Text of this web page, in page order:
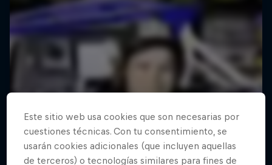
Este sitio web usa cookies que son necesarias por
cuestiones técnicas. Con tu consentimiento, se
usarán cookies adicionales (que incluyen aquellas
de terceros) o tecnologías similares para fines de